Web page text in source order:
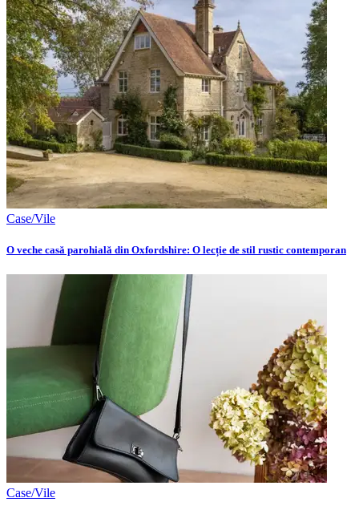
Case/Vile
O veche casă parohială din Oxfordshire: O lecție de stil rustic contemporan
Case/Vile